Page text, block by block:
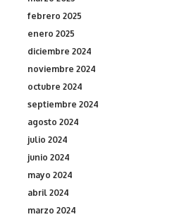
febrero 2025
enero 2025
diciembre 2024
noviembre 2024
octubre 2024
septiembre 2024
agosto 2024
julio 2024
junio 2024
mayo 2024
abril 2024
marzo 2024